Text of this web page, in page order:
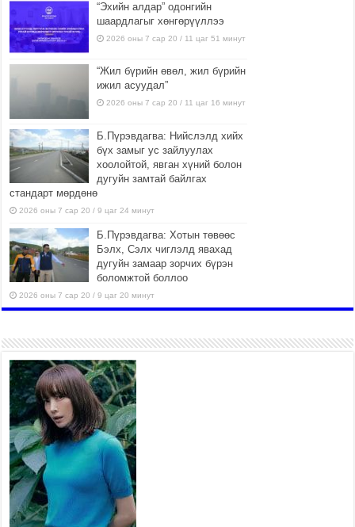
“Эхийн алдар” одонгийн
шаардлагыг хөнгөрүүллээ
2026 оны 7 сар 20 / 11 цаг 51 минут
“Жил бүрийн өвөл, жил бүрийн
ижил асуудал”
2026 оны 7 сар 20 / 11 цаг 16 минут
Б.Пүрэвдагва: Нийслэлд хийх
бүх замыг ус зайлуулах
хоолойтой, явган хүний болон
дугуйн замтай байлгах
стандарт мөрдөнө
2026 оны 7 сар 20 / 9 цаг 24 минут
Б.Пүрэвдагва: Хотын төвөөс
Бэлх, Сэлх чиглэлд явахад
дугуйн замаар зорчих бүрэн
боломжтой боллоо
2026 оны 7 сар 20 / 9 цаг 20 минут
шугам хоолойн ажил 80
хувьтай үргэлжилж байна
2026 оны 7 сар 20 / 9 цаг 14 минут
Усархаг аадар бороо орж
байгаа тул аюулгүй байдлаа
хангаж, үер усны аюулаас
сэрэмжлэхийг нийслэлийн
Онцгой байдлын газраас анхааруулж байна
2026 оны 7 сар 20 / 9 цаг 09 минут
311 алба хаагч, 119 техник хэрэгсэлтэй ажиллаж
үер усны аюул, болзошгүй эрсдэлээс сэргийлж